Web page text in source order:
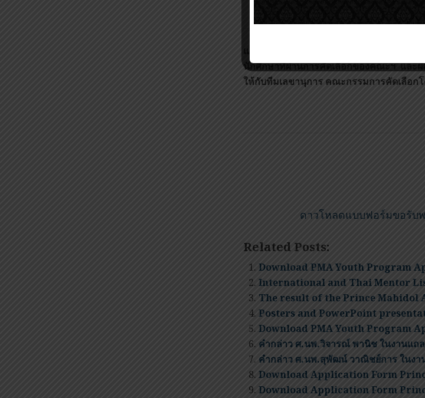
นักศึกษาที่ผ่านการคัดเลือกของคณะฯ และ
ให้กับทีมเลขานุการ คณะกรรมการคัดเลือกโ
ดาวโหลดแบบฟอร์มขอรับ
Related Posts:
Download PMA Youth Program
International and Thai Mentor
The result of the Prince Mahidol
Posters and PowerPoint
Download PMA Youth Program
คำกล่าว ศ.นพ.วิจารณ์ พานิช ในงานแถ
คำกล่าว ศ.นพ.สุพัฒน์ วาณิชย์การ ในงา
Download Application Form
Download Application Form